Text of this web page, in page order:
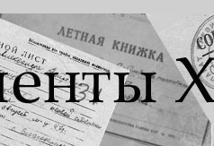
Перейти к
основному
содержанию